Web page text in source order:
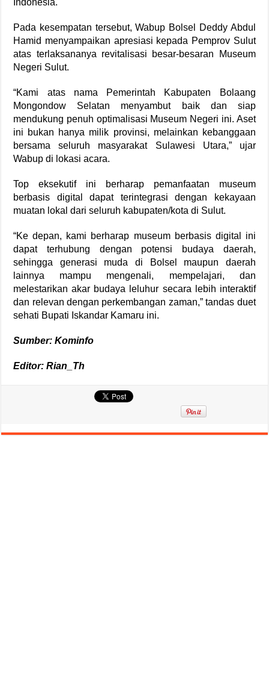
Indonesia.
Pada kesempatan tersebut, Wabup Bolsel Deddy Abdul
Hamid menyampaikan apresiasi kepada Pemprov Sulut
atas terlaksananya revitalisasi besar-besaran Museum
Negeri Sulut.
“Kami atas nama Pemerintah Kabupaten Bolaang
Mongondow Selatan menyambut baik dan siap
mendukung penuh optimalisasi Museum Negeri ini. Aset
ini bukan hanya milik provinsi, melainkan kebanggaan
bersama seluruh masyarakat Sulawesi Utara,” ujar
Wabup di lokasi acara.
Top eksekutif ini berharap pemanfaatan museum
berbasis digital dapat terintegrasi dengan kekayaan
muatan lokal dari seluruh kabupaten/kota di Sulut.
“Ke depan, kami berharap museum berbasis digital ini
dapat terhubung dengan potensi budaya daerah,
sehingga generasi muda di Bolsel maupun daerah
lainnya mampu mengenali, mempelajari, dan
melestarikan akar budaya leluhur secara lebih interaktif
dan relevan dengan perkembangan zaman,” tandas duet
sehati Bupati Iskandar Kamaru ini.
Sumber: Kominfo
Editor: Rian_Th